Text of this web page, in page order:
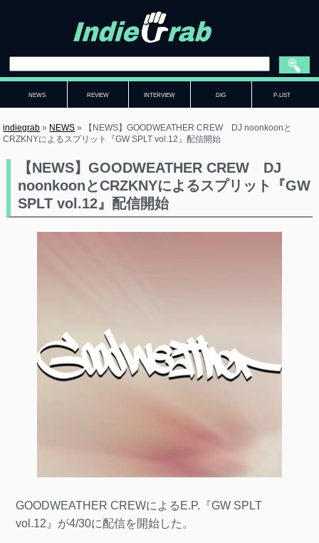
NEWS REVIEW INTERVIEW DIG P-LIST
indiegrab » NEWS »
【NEWS】GOODWEATHER CREW DJ noonkoonと
CRZKNYによるスプリット『GW SPLT vol.12』配信開始
【NEWS】GOODWEATHER CREW DJ
noonkoonとCRZKNYによるスプリット『GW
SPLT vol.12』配信開始
GOODWEATHER CREWによるE.P.『GW SPLT
vol.12』が4/30に配信を開始した。